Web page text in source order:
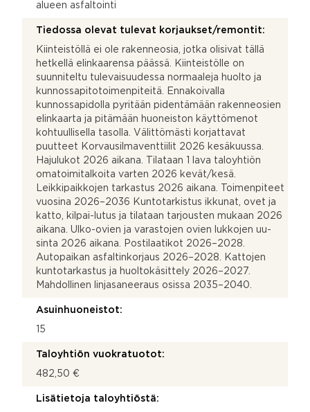
alueen asfaltointi
Tiedossa olevat tulevat korjaukset/remontit:
Kiinteistöllä ei ole rakenneosia, jotka olisivat tällä
hetkellä elinkaarensa päässä. Kiinteistölle on
suunniteltu tulevaisuudessa normaaleja huolto ja
kunnossapitotoimenpiteitä. Ennakoivalla
kunnossapidolla pyritään pidentämään rakenneosien
elinkaarta ja pitämään huoneiston käyttömenot
kohtuullisella tasolla. Välittömästi korjattavat
puutteet Korvausilmaventtiilit 2026 kesäkuussa.
Hajulukot 2026 aikana. Tilataan 1 lava taloyhtiön
omatoimitalkoita varten 2026 kevät/kesä.
Leikkipaikkojen tarkastus 2026 aikana. Toimenpiteet
vuosina 2026–2036 Kuntotarkistus ikkunat, ovet ja
katto, kilpai-lutus ja tilataan tarjousten mukaan 2026
aikana. Ulko-ovien ja varastojen ovien lukkojen uu-
sinta 2026 aikana. Postilaatikot 2026–2028.
Autopaikan asfaltinkorjaus 2026–2028. Kattojen
kuntotarkastus ja huoltokäsittely 2026–2027.
Mahdollinen linjasaneeraus osissa 2035–2040.
Asuinhuoneistot:
15
Taloyhtiön vuokratuotot:
482,50 €
Lisätietoja taloyhtiöstä: